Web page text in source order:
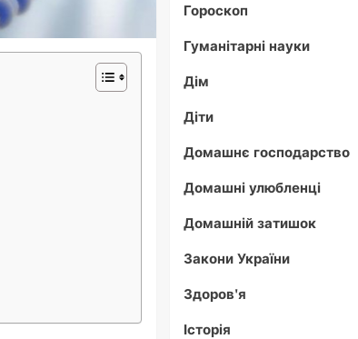
Гороскоп
Гуманітарні науки
Дім
Діти
Домашнє господарство
Домашні улюбленці
Домашній затишок
Закони України
Здоров'я
Історія